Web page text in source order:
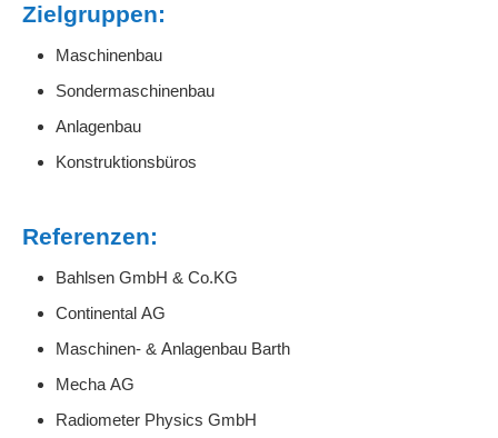
Zielgruppen:
Maschinenbau
Sondermaschinenbau
Anlagenbau
Konstruktionsbüros
Referenzen:
Bahlsen GmbH & Co.KG
Continental AG
Maschinen- & Anlagenbau Barth
Mecha AG
Radiometer Physics GmbH